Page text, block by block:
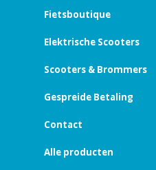
Fietsboutique
Elektrische Scooters
Scooters & Brommers
Gespreide Betaling
Contact
Alle producten